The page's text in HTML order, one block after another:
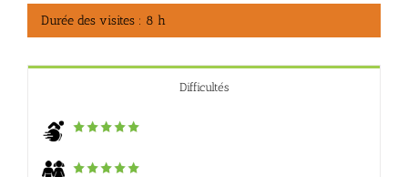
Durée des visites : 8 h
Difficultés